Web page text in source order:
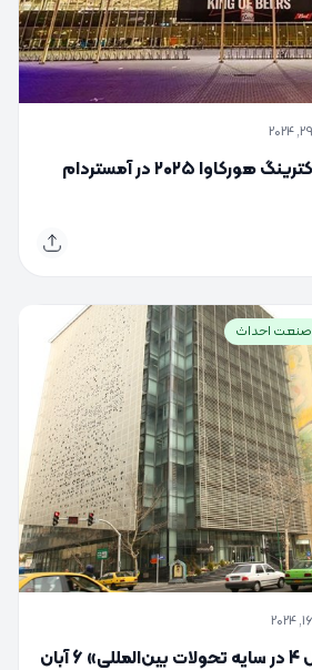
نمایشگاه بین‌المللی کترینگ هورکاوا ۲۰۲۵ در آمستردام
صنعت احداث
سمینار «مدیریت نسل 4 در سایه تحولات بین‌المللی» 6 آبان